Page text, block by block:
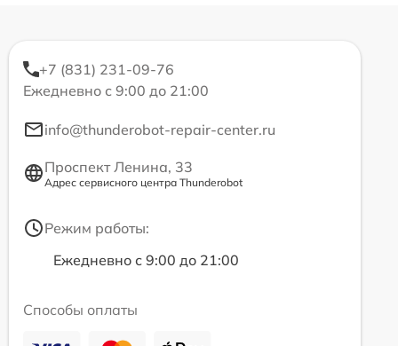
+7 (831) 231-09-76
Ежедневно с 9:00 до 21:00
info@thunderobot-repair-center.ru
Проспект Ленина, 33
Адрес сервисного центра Thunderobot
Режим работы:
Ежедневно с 9:00 до 21:00
Способы оплаты